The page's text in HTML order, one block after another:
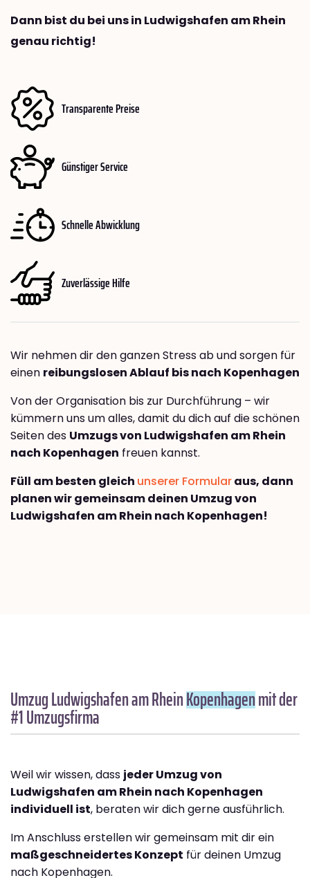
Dann bist du bei uns in Ludwigshafen am Rhein
genau richtig!
Transparente Preise
Günstiger Service
Schnelle Abwicklung
Zuverlässige Hilfe
Wir nehmen dir den ganzen Stress ab und sorgen für
einen reibungslosen Ablauf bis nach Kopenhagen
Von der Organisation bis zur Durchführung – wir
kümmern uns um alles, damit du dich auf die schönen
Seiten des Umzugs von Ludwigshafen am Rhein
nach Kopenhagen freuen kannst.
Füll am besten gleich unserer Formularaus, dann
planen wir gemeinsam deinen Umzug von
Ludwigshafen am Rhein nach Kopenhagen!
Umzug Ludwigshafen am RheinKopenhagenmit der
#1 Umzugsfirma
Weil wir wissen, dass jeder Umzug von
Ludwigshafen am Rhein nach Kopenhagen
individuell ist, beraten wir dich gerne ausführlich.
Im Anschluss erstellen wir gemeinsam mit dir ein
maßgeschneidertes Konzept für deinen Umzug
nach Kopenhagen.